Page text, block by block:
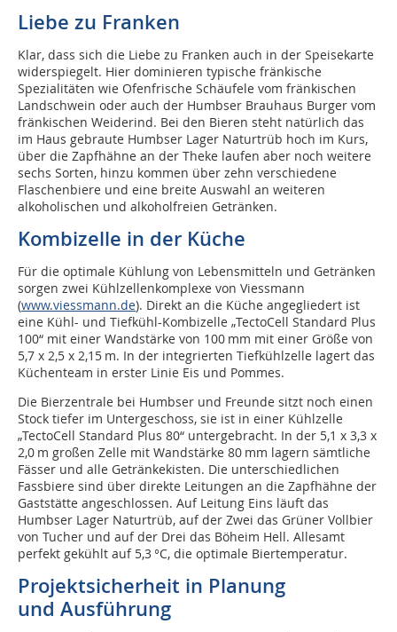
Liebe zu Franken
Klar, dass sich die Liebe zu Franken auch in der Speisekarte
widerspiegelt. Hier dominieren typische fränkische
Spezialitäten wie Ofenfrische Schäufele vom fränkischen
Landschwein oder auch der Humbser Brauhaus Burger vom
fränkischen Weiderind. Bei den Bieren steht natürlich das
im Haus gebraute Humbser Lager Naturtrüb hoch im Kurs,
über die Zapfhähne an der Theke laufen aber noch weitere
sechs Sorten, hinzu kommen über zehn verschiedene
Flaschenbiere und eine breite Auswahl an weiteren
alkoholischen und alkoholfreien Getränken.
Kombizelle in der Küche
Für die optimale Kühlung von Lebensmitteln und Getränken
sorgen zwei Kühlzellenkomplexe von Viessmann
(www.viessmann.de). Direkt an die Küche angegliedert ist
eine Kühl- und Tiefkühl-Kombizelle „TectoCell Standard Plus
100“ mit einer Wandstärke von 100 mm mit einer Größe von
5,7 x 2,5 x 2,15 m. In der integrierten Tiefkühlzelle lagert das
Küchenteam in erster Linie Eis und Pommes.
Die Bierzentrale bei Humbser und Freunde sitzt noch einen
Stock tiefer im Untergeschoss, sie ist in einer Kühlzelle
„TectoCell Standard Plus 80“ untergebracht. In der 5,1 x 3,3 x
2,0 m großen Zelle mit Wandstärke 80 mm lagern sämtliche
Fässer und alle Getränkekisten. Die unterschiedlichen
Fassbiere sind über direkte Leitungen an die Zapfhähne der
Gaststätte angeschlossen. Auf Leitung Eins läuft das
Humbser Lager Naturtrüb, auf der Zwei das Grüner Vollbier
von Tucher und auf der Drei das Böheim Hell. Allesamt
perfekt gekühlt auf 5,3 °C, die optimale Biertemperatur.
Projektsicherheit in Planung
und Ausführung